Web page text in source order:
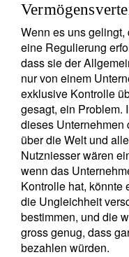
Wenn es uns
eine Regulierung
dass sie der
nur von einem
exklusive Kontrolle
gesagt, ein Problem.
dieses
über die Welt und
Nutzniesser wären
wenn das
Kontrolle hat, könnte
die Ungleichheit
bestimmen, und die
gross genug, dass
bezahlen würden.